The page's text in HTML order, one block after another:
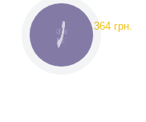
364 грн.
КНОПКА
СВЯЗИ